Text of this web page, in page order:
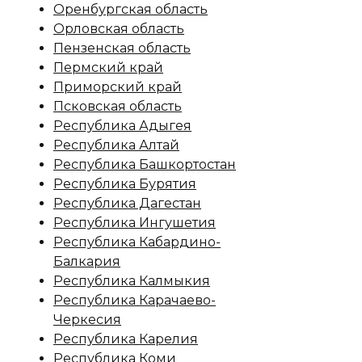
Оренбургская область
Орловская область
Пензенская область
Пермский край
Приморский край
Псковская область
Республика Адыгея
Республика Алтай
Республика Башкортостан
Республика Бурятия
Республика Дагестан
Республика Ингушетия
Республика Кабардино-
Балкария
Республика Калмыкия
Республика Карачаево-
Черкесия
Республика Карелия
Республика Коми